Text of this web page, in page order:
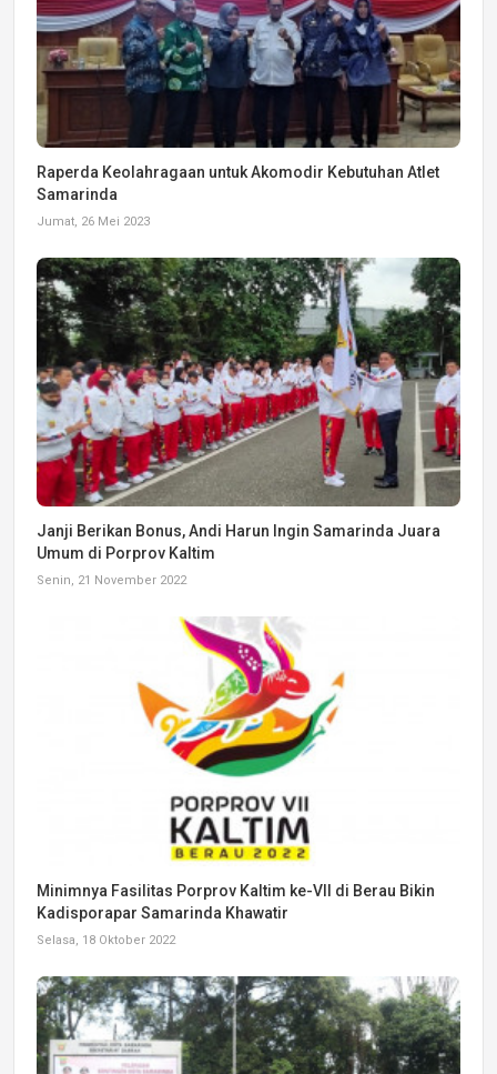
Raperda Keolahragaan untuk Akomodir Kebutuhan Atlet
Samarinda
Jumat, 26 Mei 2023
Janji Berikan Bonus, Andi Harun Ingin Samarinda Juara
Umum di Porprov Kaltim
Senin, 21 November 2022
Minimnya Fasilitas Porprov Kaltim ke-VII di Berau Bikin
Kadisporapar Samarinda Khawatir
Selasa, 18 Oktober 2022